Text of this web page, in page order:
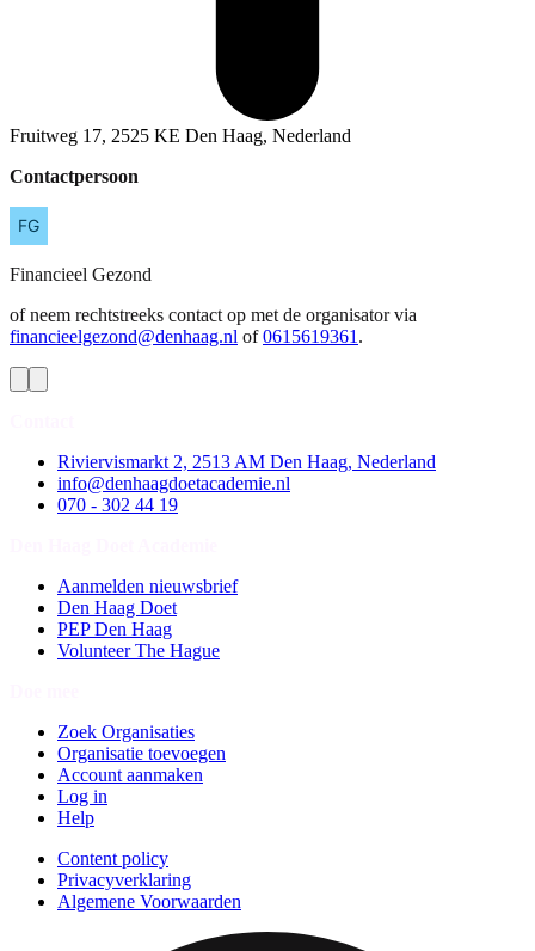
Fruitweg 17, 2525 KE Den Haag, Nederland
Contactpersoon
Financieel Gezond
of neem rechtstreeks contact op met de organisator via
financieelgezond@denhaag.nl of 0615619361 .
Riviervismarkt 2, 2513 AM Den Haag, Nederland
info@denhaagdoetacademie.nl
070 - 302 44 19
Aanmelden nieuwsbrief
Den Haag Doet
PEP Den Haag
Volunteer The Hague
Zoek Organisaties
Organisatie toevoegen
Account aanmaken
Log in
Help
Content policy
Privacyverklaring
Algemene Voorwaarden